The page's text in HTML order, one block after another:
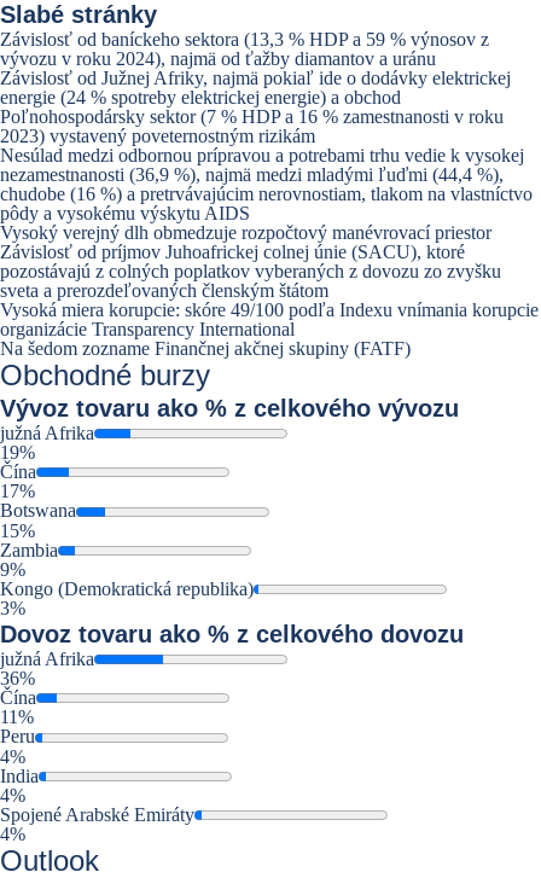
Slabé stránky
Závislosť od baníckeho sektora (13,3 % HDP a 59 % výnosov z
vývozu v roku 2024), najmä od ťažby diamantov a uránu
Závislosť od Južnej Afriky, najmä pokiaľ ide o dodávky elektrickej
energie (24 % spotreby elektrickej energie) a obchod
Poľnohospodársky sektor (7 % HDP a 16 % zamestnanosti v roku
2023) vystavený poveternostným rizikám
Nesúlad medzi odbornou prípravou a potrebami trhu vedie k vysokej
nezamestnanosti (36,9 %), najmä medzi mladými ľuďmi (44,4 %),
chudobe (16 %) a pretrvávajúcim nerovnostiam, tlakom na vlastníctvo
pôdy a vysokému výskytu AIDS
Vysoký verejný dlh obmedzuje rozpočtový manévrovací priestor
Závislosť od príjmov Juhoafrickej colnej únie (SACU), ktoré
pozostávajú z colných poplatkov vyberaných z dovozu zo zvyšku
sveta a prerozdeľovaných členským štátom
Vysoká miera korupcie: skóre 49/100 podľa Indexu vnímania korupcie
organizácie Transparency International
Na šedom zozname Finančnej akčnej skupiny (FATF)
Obchodné burzy
Vývoz tovaru ako % z celkového vývozu
južná Afrika
19%
Čína
17%
Botswana
15%
Zambia
9%
Kongo (Demokratická republika)
3%
Dovoz tovaru ako % z celkového dovozu
južná Afrika
36%
Čína
11%
Peru
4%
India
4%
Spojené Arabské Emiráty
4%
Outlook